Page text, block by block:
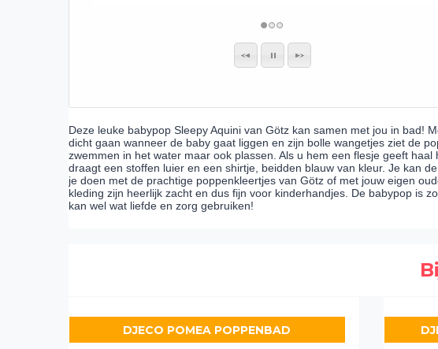
Deze leuke babypop Sleepy Aquini van Götz kan samen met jou in bad!
dicht gaan wanneer de baby gaat liggen en zijn bolle wangetjes ziet de
zwemmen in het water maar ook plassen. Als u hem een flesje geeft
draagt een stoffen luier en een shirtje, beidden blauw van kleur. Je kan
je doen met de prachtige poppenkleertjes van Götz of met jouw eigen
kleding zijn heerlijk zacht en dus fijn voor kinderhandjes. De babypop is
kan wel wat liefde en zorg gebruiken!
DJECO POMEA POPPENBAD